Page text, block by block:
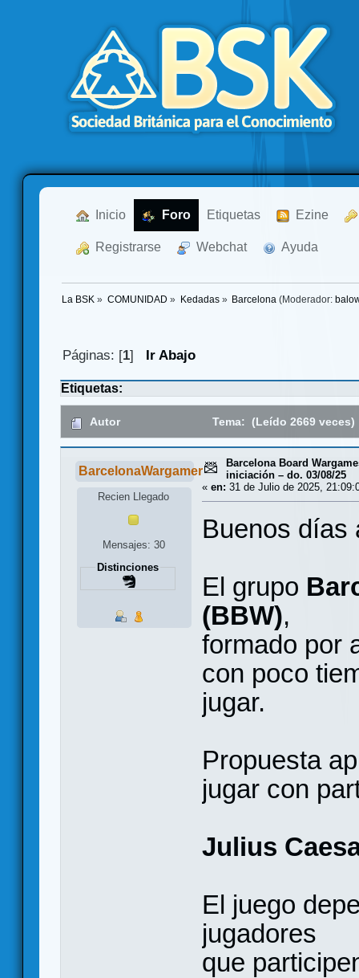
Inicio Foro Etiquetas Ezine
Registrarse Webchat Ayuda
La BSK » COMUNIDAD » Kedadas» Barcelona (Moderador:
Páginas: [1] Ir Abajo
Etiquetas:
Autor Tema: (Leído 2669 veces)
BarcelonaWargamer
Recien Llegado
Mensajes: 30
Distinciones
Barcelona Board
iniciación – do. 03/08/25
« en: 31 de Julio de 2025,
Buenos días
El grupo
(BBW),
formado por
con poco
jugar.
Propuesta
jugar con
Julius
El juego
jugadores
que